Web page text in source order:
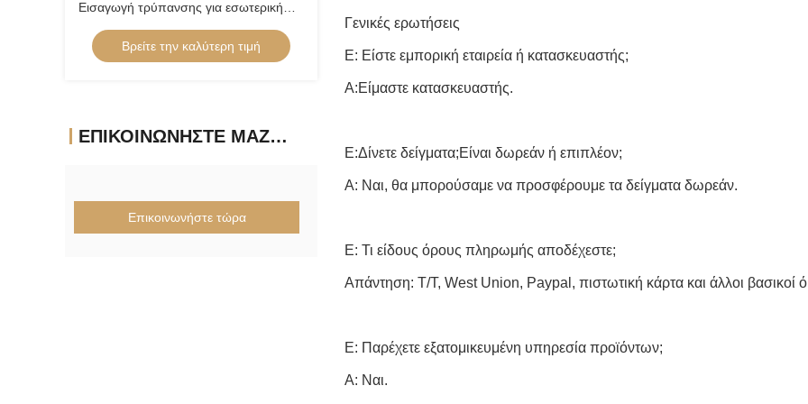
Εισαγωγή τρύπανσης για εσωτερική
στροφή επικαλυμμένη με κράμα χάλυβα
Εισαγωγή χαμηλής τροφοδοσίας θετική
εισαγωγή CCGT09T304ER-1U
Βρείτε την καλύτερη τιμή
ΕΠΙΚΟΙΝΩΝΉΣΤΕ ΜΑΖΊ ΜΑΣ
Επικοινωνήστε τώρα
Γενικές ερωτήσεις
Ε: Είστε εμπορική εταιρεία ή κατασκευαστής;
Α:Είμαστε κατασκευαστής.
Ε:Δίνετε δείγματα;Είναι δωρεάν ή επιπλέον;
Α: Ναι, θα μπορούσαμε να προσφέρουμε τα δείγματα δωρεάν.
Ε: Τι είδους όρους πληρωμής αποδέχεστε;
Απάντηση: T/T, West Union, Paypal, πιστωτική κάρτα και άλλοι βασικοί
Ε: Παρέχετε εξατομικευμένη υπηρεσία προϊόντων;
Α: Ναι.